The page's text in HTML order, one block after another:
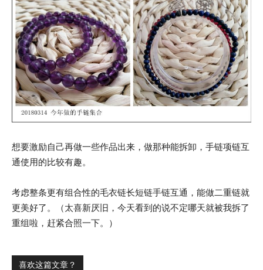
想要激励自己再做一些作品出来，做那种能拆卸，手链项链互
通使用的比较有趣。
考虑整条更有组合性的毛衣链长短链手链互通，能做二重链就
更美好了。（太喜新厌旧，今天看到的说不定哪天就被我拆了
重组啦，赶紧合照一下。）
喜欢这篇文章？